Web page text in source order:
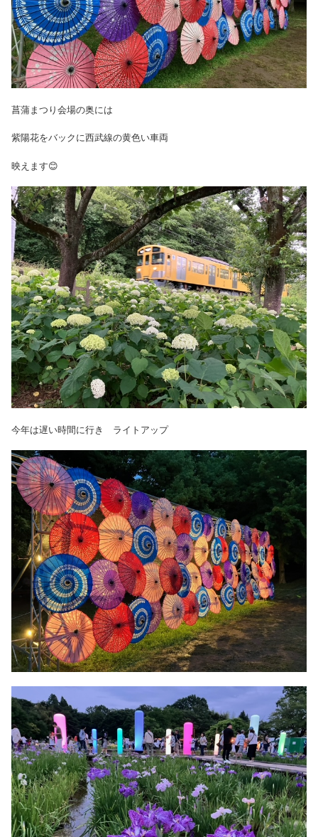
菖蒲まつり会場の奥には
紫陽花をバックに西武線の黄色い車両
映えます😊
今年は遅い時間に行き ライトアップ